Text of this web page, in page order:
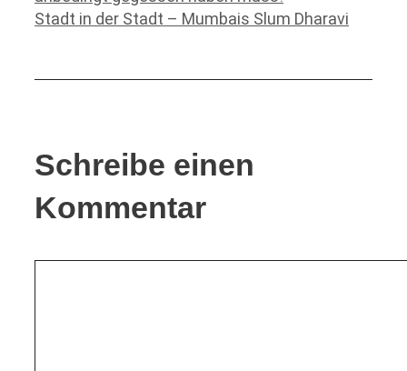
Stadt in der Stadt – Mumbais Slum Dharavi
Schreibe einen
Kommentar